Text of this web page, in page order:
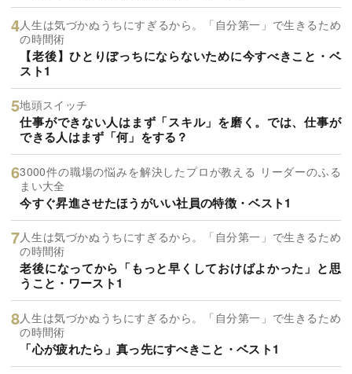
人生は気づかぬうちにすぎるから。「自分第一」で生きるため
の時間術
【老後】ひとりぼっちにならないために今すべきこと・ベ
スト1
地頭スイッチ
仕事ができない人はまず「スキル」を磨く。では、仕事が
できる人はまず「何」をする？
3000件の職場の悩みを解決したプロが教える リーダーのふる
まい大全
今すぐ昇進させたほうがいい社員の特徴・ベスト1
人生は気づかぬうちにすぎるから。「自分第一」で生きるため
の時間術
老後になってから「もっと早くしておけばよかった」と思
うこと・ワースト1
人生は気づかぬうちにすぎるから。「自分第一」で生きるため
の時間術
「心が疲れたら」真っ先にすべきこと・ベスト1